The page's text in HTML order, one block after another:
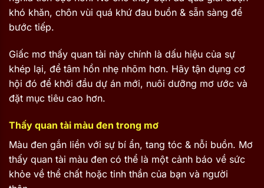
khó khăn, chôn vùi quá khứ đau buồn & sẵn sàng để
bước tiếp.
Giấc mơ thấy quan tài này chính là dấu hiệu của sự
khép lại, để tâm hồn nhẹ nhõm hơn. Hãy tận dụng cơ
hội đó để khởi đầu dự án mới, nuôi dưỡng mơ ước và
đặt mục tiêu cao hơn.
Thấy quan tài màu đen trong mơ
Màu đen gắn liền với sự bí ẩn, tang tóc & nỗi buồn. Mơ
thấy quan tài màu đen có thể là một cảnh báo về sức
khỏe về thể chất hoặc tinh thần của bạn và người